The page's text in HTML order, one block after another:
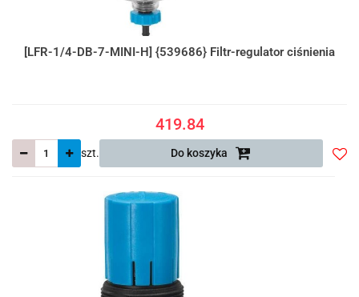
[LFR-1/4-DB-7-MINI-H] {539686} Filtr-regulator ciśnienia
419.84
szt. Do koszyka